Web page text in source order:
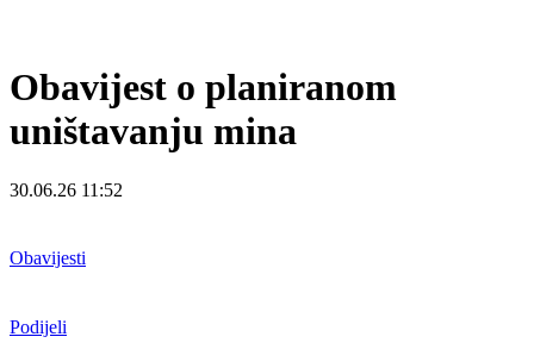
Obavijest o planiranom
uništavanju mina
30.06.26 11:52
Obavijesti
Podijeli